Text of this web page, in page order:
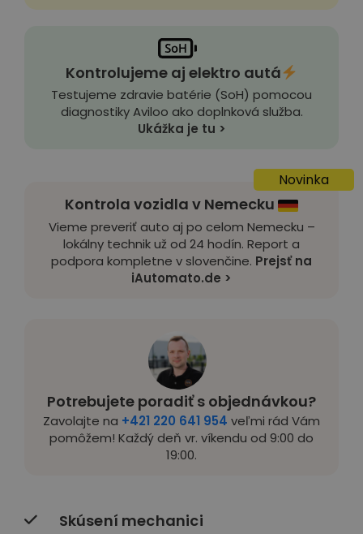
Potrebujete poradiť s objednávkou?
Zavolajte na +421 220 641 954 veľmi rád Vám
pomôžem! Každý deň vr. víkendu od 9:00 do
19:00.
Skúsení mechanici
Kontrolujeme aj elektro autá
Testujeme zdravie batérie (SoH) pomocou
diagnostiky Aviloo ako doplnková služba.
Ukážka je tu >
Novinka
Kontrola vozidla v Nemecku
Vieme preveriť auto aj po celom Nemecku –
lokálny technik už od 24 hodín. Report a
podpora kompletne v slovenčine. Prejsť na
iAutomato.de >